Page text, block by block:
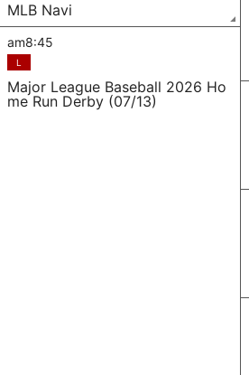
MLB Navi
am8:45
L
Major League Baseball 2026 Ho
me Run Derby (07/13)